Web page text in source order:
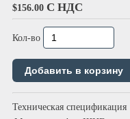
$156.00 С НДС
Кол-во
Техническая спецификация